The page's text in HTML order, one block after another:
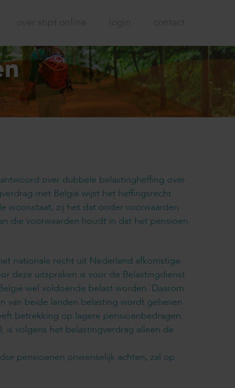
over stipt online login contact
over dubbele belastingheffing over
met België wijst het heffingsrecht
woonstaat, zij het dat onder voorwaarden
die voorwaarden houdt in dat het pensioen
nationale recht uit Nederland afkomstige
deze uitspraken is voor de Belastingdienst
wel voldoende belast worden. Daarom
van beide landen belasting wordt geheven
betrekking op lagere pensioenbedragen.
is volgens het belastingverdrag alleen de
pensioenen onwenselijk achten, zal op